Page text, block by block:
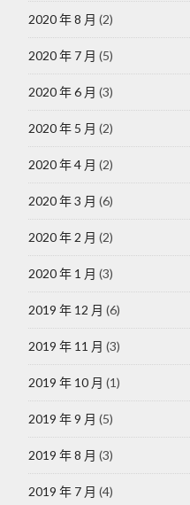
2020 年 8 月 (2)
2020 年 7 月 (5)
2020 年 6 月 (3)
2020 年 5 月 (2)
2020 年 4 月 (2)
2020 年 3 月 (6)
2020 年 2 月 (2)
2020 年 1 月 (3)
2019 年 12 月 (6)
2019 年 11 月 (3)
2019 年 10 月 (1)
2019 年 9 月 (5)
2019 年 8 月 (3)
2019 年 7 月 (4)